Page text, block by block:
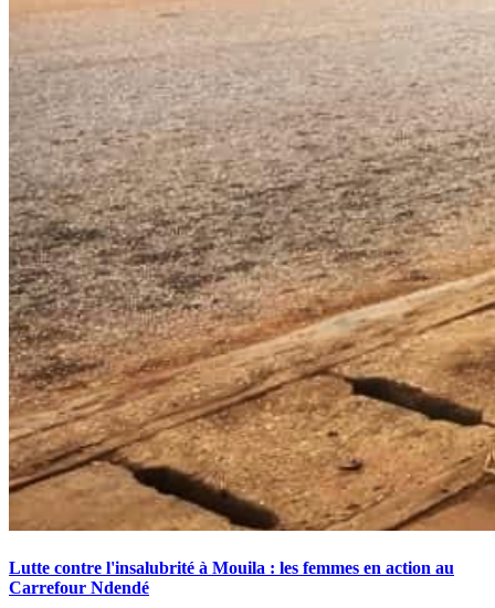
Lutte contre l'insalubrité à Mouila : les femmes en action au
Carrefour Ndendé